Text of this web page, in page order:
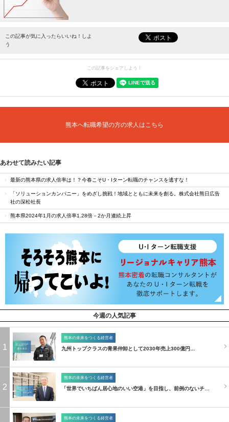
最新情報をお届けします。
この記事が気に入ったらいいね！しよ
う
この記事をシェアしよう！
熊本へ転職希望の方の求人はこちら
あわせて読みたい記事
最新の熊本県の求人倍率は！？今春こそU・Iターン転職のチャンスを逃すな！
「ソリューションカンパニー」をめざし挑戦！地域とともに未来を創る。株式会社熊日広告
社の深松社長
熊本県2024年1月の求人倍率1.28倍－2か月連続上昇
今週の人気記事
1
熊本の未来をつくる経営者
九州トップクラスの青果仲卸として2030年売上300億円…
2
熊本の未来をつくる経営者
「世界でいちばん居心地のいい空港」を目指し、前例のないチ…
熊本の未来をつくる経営者